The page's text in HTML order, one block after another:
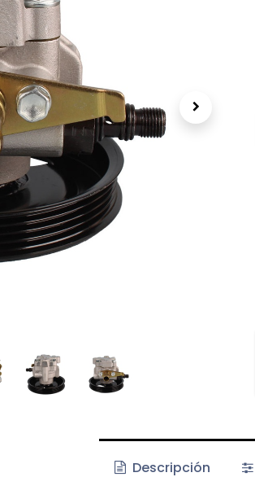
Descripción